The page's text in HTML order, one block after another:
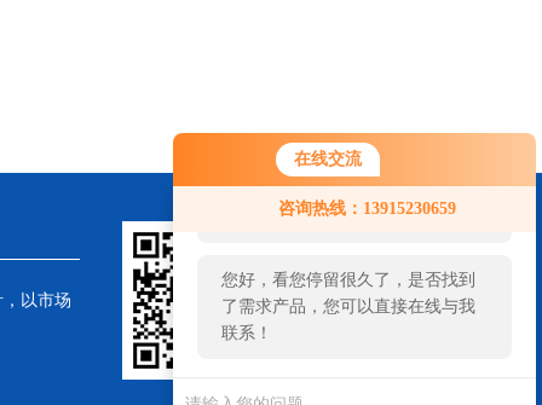
在线交流
咨询热线：13915230659
您好！欢迎前来咨询，很高兴为您
服务，请问您要咨询什么问题呢？
您好，看您停留很久了，是否找到
了需求产品，您可以直接在线与我
联系！
以市场